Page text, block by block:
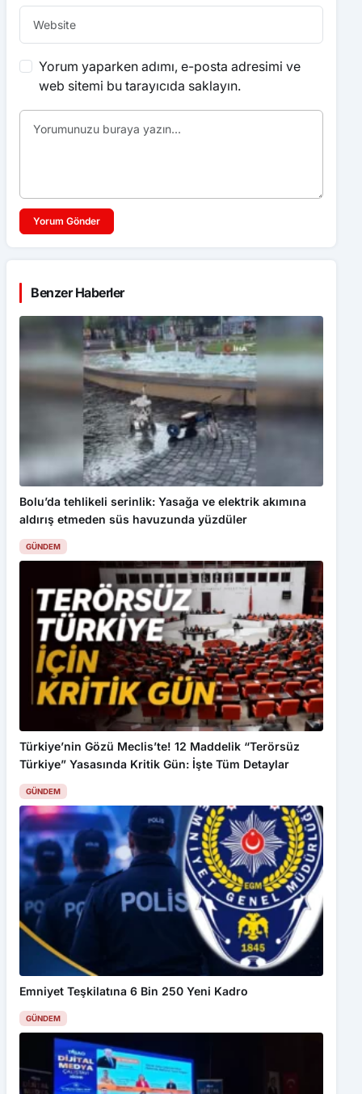
Yorum yaparken adımı, e-posta adresimi ve
web sitemi bu tarayıcıda saklayın.
Yorum Gönder
Benzer Haberler
Bolu’da tehlikeli serinlik: Yasağa ve elektrik akımına
aldırış etmeden süs havuzunda yüzdüler
GÜNDEM
Türkiye’nin Gözü Meclis’te! 12 Maddelik “Terörsüz
Türkiye” Yasasında Kritik Gün: İşte Tüm Detaylar
GÜNDEM
Emniyet Teşkilatına 6 Bin 250 Yeni Kadro
GÜNDEM